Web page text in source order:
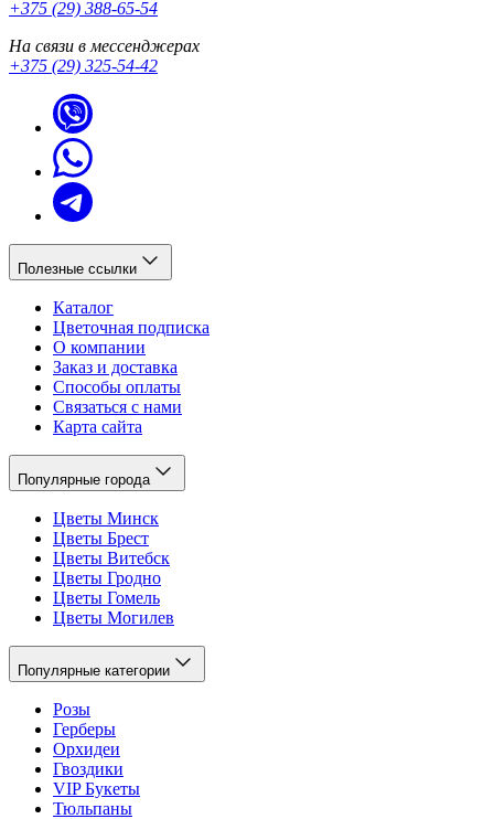
+375 (29) 388-65-54
На связи в мессенджерах
+375 (29) 325-54-42
Полезные ссылки
Каталог
Цветочная подписка
О компании
Заказ и доставка
Способы оплаты
Связаться с нами
Карта сайта
Популярные города
Цветы Минск
Цветы Брест
Цветы Витебск
Цветы Гродно
Цветы Гомель
Цветы Могилев
Популярные категории
Розы
Герберы
Орхидеи
Гвоздики
VIP Букеты
Тюльпаны